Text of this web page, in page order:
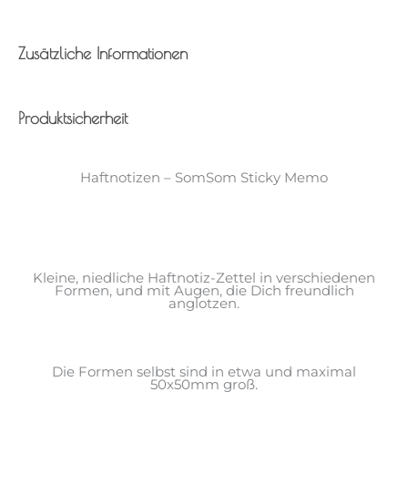
Zusätzliche Informationen
Produktsicherheit
Haftnotizen – SomSom Sticky Memo
Kleine, niedliche Haftnotiz-Zettel in verschiedenen
Formen, und mit Augen, die Dich freundlich
anglotzen.
Die Formen selbst sind in etwa und maximal
50x50mm groß.